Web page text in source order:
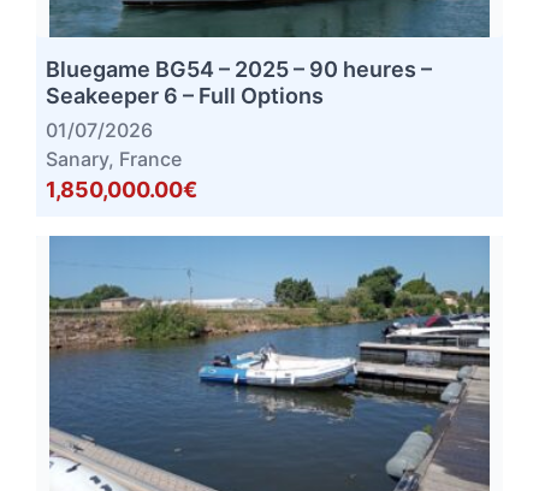
Bluegame BG54 – 2025 – 90 heures –
Seakeeper 6 – Full Options
01/07/2026
Sanary, France
1,850,000.00€